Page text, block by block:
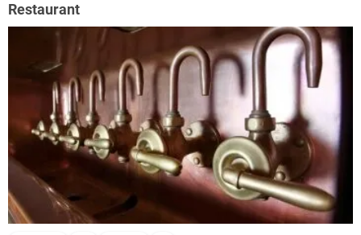
füllen den Raum mit wohltuenden Gerüchen.
Bierhefe steckt voller wichtiger Nährstoffe welche schon in der Antike
als Schönheitsmittel sehr beliebt war. Gerade das B Vitamin Biotin ist
als Anti-Aging Booster für die Haut bekannt.
Restaurant